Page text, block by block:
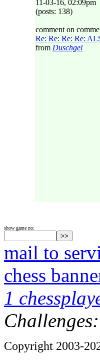
11-03-16, 02:09pm
(posts: 138)
comment on
Re: Re: Re: Re:
from Duschgel
show game no:
mail to
chess
1
Copyright 2003-